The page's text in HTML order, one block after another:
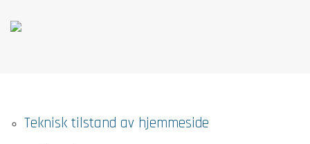
Teknisk tilstand av hjemmeside